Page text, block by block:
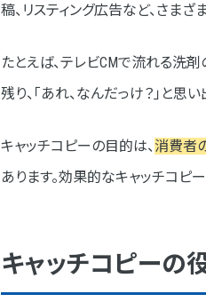
③「購入後の良い未来」を想
ステップ1：目的を明確にす
ステップ3：アイデアを徹底的
稿、リスティング広告など、さま
たとえば、テレビCMで流れる洗
残り、「あれ、なんだっけ？」と思
キャッチコピーの目的は、 消費者
あります。効果的なキャッチコピ
キャッチコピーの